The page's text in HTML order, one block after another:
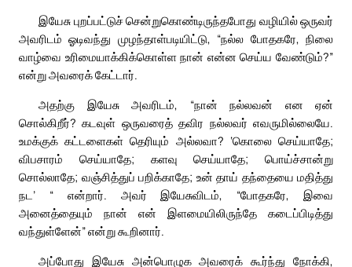
இயேசு புறப்பட்டுச் சென்றுகொண்டிருந்தபோது வழியில் ஒருவர்
அவரிடம் ஓடிவந்து முழந்தாள்படியிட்டு, “நல்ல போதகரே, நிலை
வாழ்வை உரிமையாக்கிக்கொள்ள நான் என்ன செய்ய வேண்டும்?”
என்று அவரைக் கேட்டார்.
அதற்கு இயேசு அவரிடம், “நான் நல்லவன் என ஏன்
சொல்கிறீர்? கடவுள் ஒருவரைத் தவிர நல்லவர் எவருமில்லையே.
உமக்குக் கட்டளைகள் தெரியும் அல்லவா? ‘கொலை செய்யாதே;
விபசாரம் செய்யாதே; களவு செய்யாதே; பொய்ச்சான்று
சொல்லாதே; வஞ்சித்துப் பறிக்காதே; உன் தாய் தந்தையை மதித்து
நட’ “ என்றார். அவர் இயேசுவிடம், “போதகரே, இவை
அனைத்தையும் நான் என் இளமையிலிருந்தே கடைப்பிடித்து
வந்துள்ளேன்” என்று கூறினார்.
அப்போது இயேசு அன்பொழுக அவரைக் கூர்ந்து நோக்கி,